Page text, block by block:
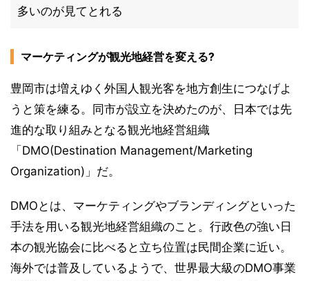
多いのが見てとれる
マーケティングが観光地経営を変える?
豊岡市は増えゆく外国人観光客を地方創生につなげよ
うと策を練る。同市が設立を決めたのが、日本では先
進的な取り組みとなる観光地経営組織
「DMO(Destination Management/Marketing
Organization)」だ。
DMOとは、マーケティングやブランディングといった
手法を用いる観光地経営組織のこと。行政色の強い日
本の観光協会に比べると立ち位置は民間企業に近い。
海外では普及しているようで、世界最大級のDMO事業